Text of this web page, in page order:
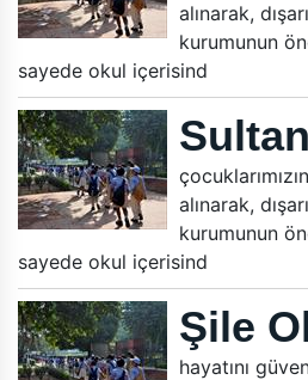
alınarak,
kurumunun
sayede okul içerisind
alınarak,
kurumunun
sayede okul içerisind
Şile
hayatını